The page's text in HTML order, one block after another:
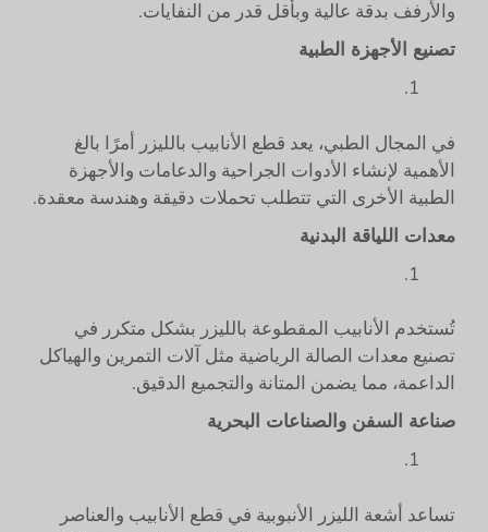
والأرفف بدقة عالية وبأقل قدر من النفايات.
تصنيع الأجهزة الطبية
في المجال الطبي، يعد قطع الأنابيب بالليزر أمرًا بالغ
الأهمية لإنشاء الأدوات الجراحية والدعامات والأجهزة
الطبية الأخرى التي تتطلب تحملات دقيقة وهندسة معقدة.
معدات اللياقة البدنية
تُستخدم الأنابيب المقطوعة بالليزر بشكل متكرر في
تصنيع معدات الصالة الرياضية مثل آلات التمرين والهياكل
الداعمة، مما يضمن المتانة والتجميع الدقيق.
صناعة السفن والصناعات البحرية
تساعد أشعة الليزر الأنبوبية في قطع الأنابيب والعناصر